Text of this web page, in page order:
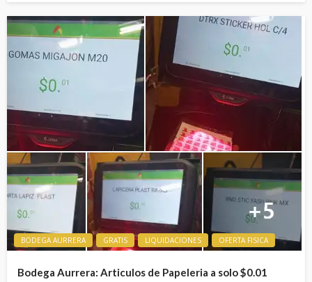
BODEGA AURRERA GRATIS LIQUIDACIONES OFERTA FISICA
Bodega Aurrera: Articulos de Papeleria a solo $0.01